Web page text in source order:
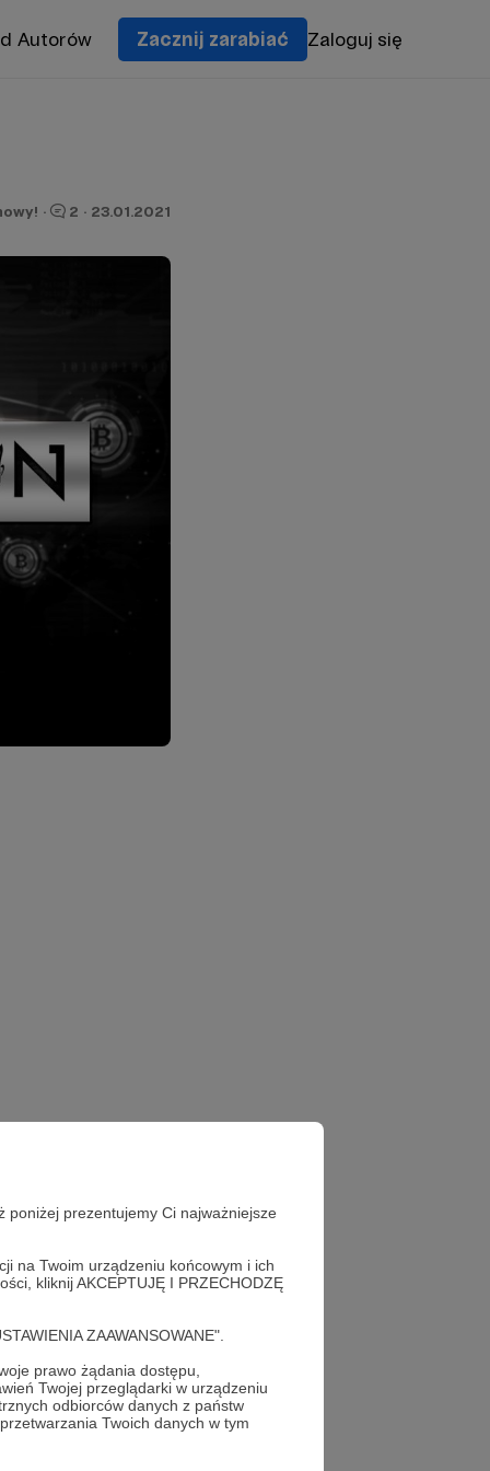
poniżej prezentujemy Ci najważniejsze
na Twoim urządzeniu końcowym i ich
kliknij AKCEPTUJĘ I PRZECHODZĘ
ZAAWANSOWANE".
prawo żądania dostępu,
Twojej przeglądarki w urządzeniu
odbiorców danych z państw
Twoich danych w tym
Autorów Zacznij zarabiać Zaloguj się
· 2 · 23.01.2021
profil autora